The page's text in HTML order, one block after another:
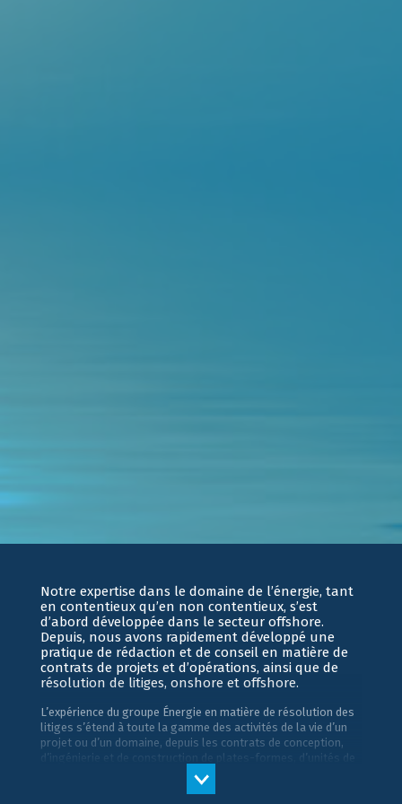
Notre expertise dans le domaine de l’énergie, tant
en contentieux qu’en non contentieux, s’est
d’abord développée dans le secteur offshore.
Depuis, nous avons rapidement développé une
pratique de rédaction et de conseil en matière de
contrats de projets et d’opérations, ainsi que de
résolution de litiges, onshore et offshore.
L’expérience du groupe Énergie en matière de résolution des
litiges s’étend à toute la gamme des activités de la vie d’un
projet ou d’un domaine, depuis les contrats de conception,
d’ingénierie et de construction de plates-formes, d’unités de
forage, de pipelines et de navires spécialisés, en passant par
les réclamations résultant de temps d’arrêt, de retards, de